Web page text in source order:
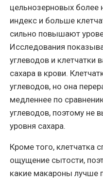
цельнозерновых более
индекс и больше
сильно повышают
Исследования
углеводов и клетчатки
сахара в крови.
углеводов, но она
медленнее по
углеводов, поэтому не
уровня сахара.
Кроме того, клетчатка
ощущение сытости,
какие макароны лучше